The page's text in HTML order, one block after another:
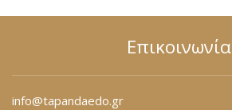
Επικοινωνία
info@tapandaedo.gr